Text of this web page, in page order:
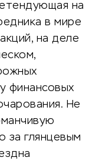
на
в мире
на деле
финансовых
Не
за глянцевым